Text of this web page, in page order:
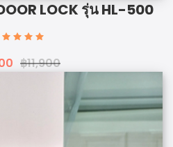
LOCK รุ่น HL-500
฿11,900